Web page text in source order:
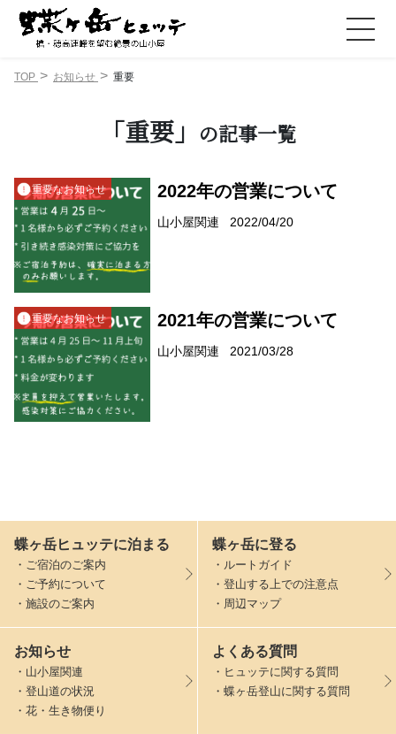
TOP お知らせ 重要
「重要」 の記事一覧
重要なお知らせ 2022年の営業について
山小屋関連 2022/04/20
重要なお知らせ 2021年の営業について
山小屋関連 2021/03/28
蝶ヶ岳ヒュッテに泊まる
・ご宿泊のご案内
・ご予約について
・施設のご案内
蝶ヶ岳に登る
・ルートガイド
・登山する上での注意点
・周辺マップ
お知らせ
・山小屋関連
・登山道の状況
・花・生き物便り
よくある質問
・ヒュッテに関する質問
・蝶ヶ岳登山に関する質問